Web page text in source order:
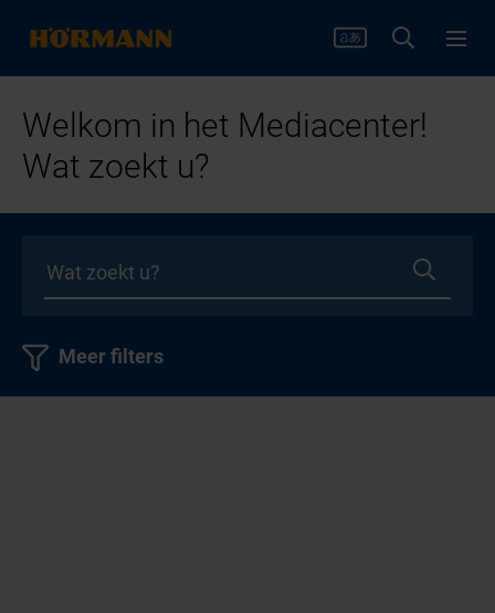
Welkom in het Mediacenter!
Wat zoekt u?
Meer filters